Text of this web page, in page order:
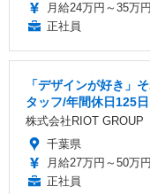
月給24万円～35万円
正社員
「デザインが好き」
タッフ/年間休日125
株式会社RIOT GROUP
千葉県
月給27万円～50万円
正社員